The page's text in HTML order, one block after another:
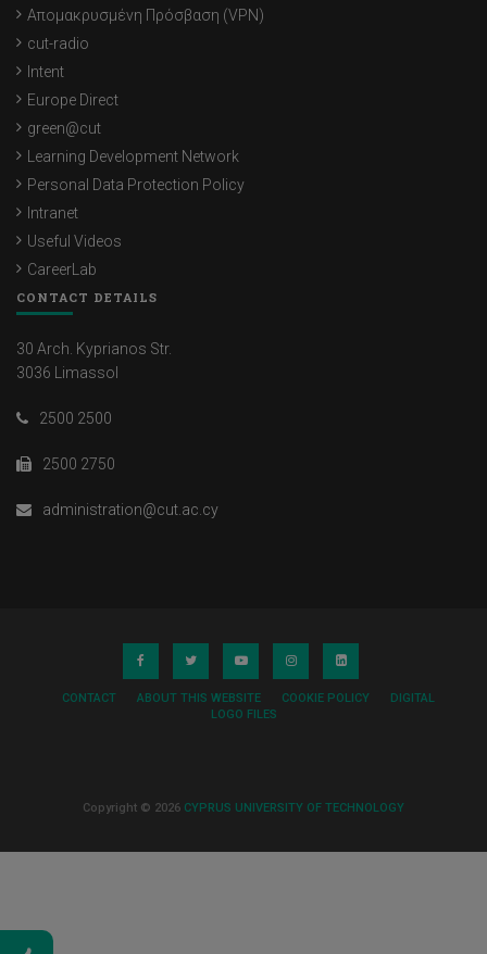
Απομακρυσμένη Πρόσβαση (VPN)
cut-radio
Intent
Europe Direct
green@cut
Learning Development Network
Personal Data Protection Policy
Intranet
Useful Videos
CareerLab
CONTACT DETAILS
30 Arch. Kyprianos Str.
3036 Limassol
2500 2500
2500 2750
administration@cut.ac.cy
CONTACT ABOUT THIS WEBSITE COOKIE POLICY
DIGITAL
LOGO FILES
Copyright © 2026 CYPRUS UNIVERSITY OF TECHNOLOGY